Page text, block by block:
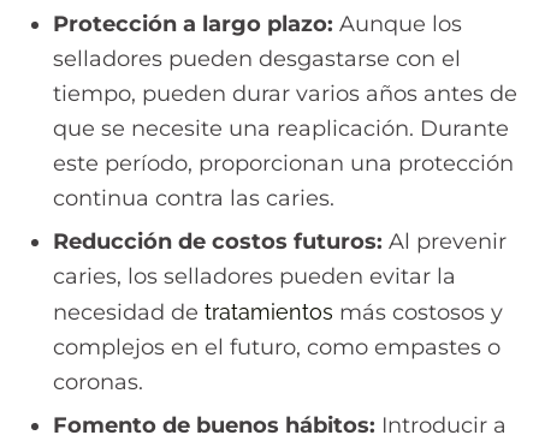
Protección a largo plazo: Aunque los
selladores pueden desgastarse con el
tiempo, pueden durar varios años antes de
que se necesite una reaplicación. Durante
este período, proporcionan una protección
continua contra las caries.
Reducción de costos futuros: Al prevenir
caries, los selladores pueden evitar la
necesidad de tratamientos más costosos y
complejos en el futuro, como empastes o
coronas.
Fomento de buenos hábitos: Introducir a